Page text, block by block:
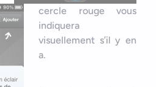
cercle rouge vous
indiquera
visuellement s’il y en
a.